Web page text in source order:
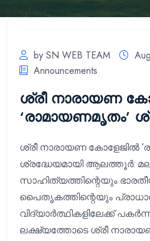
by SN WEB TEAM
Announcements
ശ്രീ നാരായണ
‘രാമായണമൃതം’
ശ്രീ നാരായണ കോളേജിൽ
ശ്രദ്ധേയമായി ആലത്തൂർ:
സാഹിത്യത്തിന്റെയും
പൈതൃകത്തിന്റെയും
വിദ്യാർത്ഥികളിലേക്ക്
ലക്ഷ്യത്തോടെ ശ്രീ